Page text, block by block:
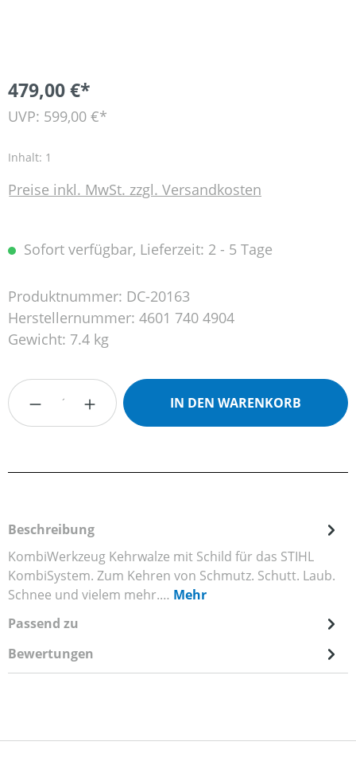
479,00 €*
UVP: 599,00 €*
Inhalt: 1
Preise inkl. MwSt. zzgl. Versandkosten
Sofort verfügbar, Lieferzeit: 2 - 5 Tage
Produktnummer: DC-20163
Herstellernummer: 4601 740 4904
Gewicht: 7.4 kg
Produkt Anzahl: Gib den gewünschten
IN DEN WARENKORB
Beschreibung
KombiWerkzeug Kehrwalze mit Schild für das STIHL
KombiSystem. Zum Kehren von Schmutz. Schutt. Laub.
Schnee und vielem mehr.… Mehr
Passend zu
Bewertungen